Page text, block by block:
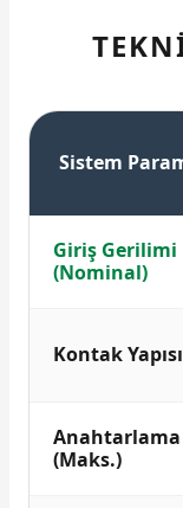
Sistem
Giriş Gerilimi
(Nominal)
Kontak Yapısı
Anahtarlama
(Maks.)